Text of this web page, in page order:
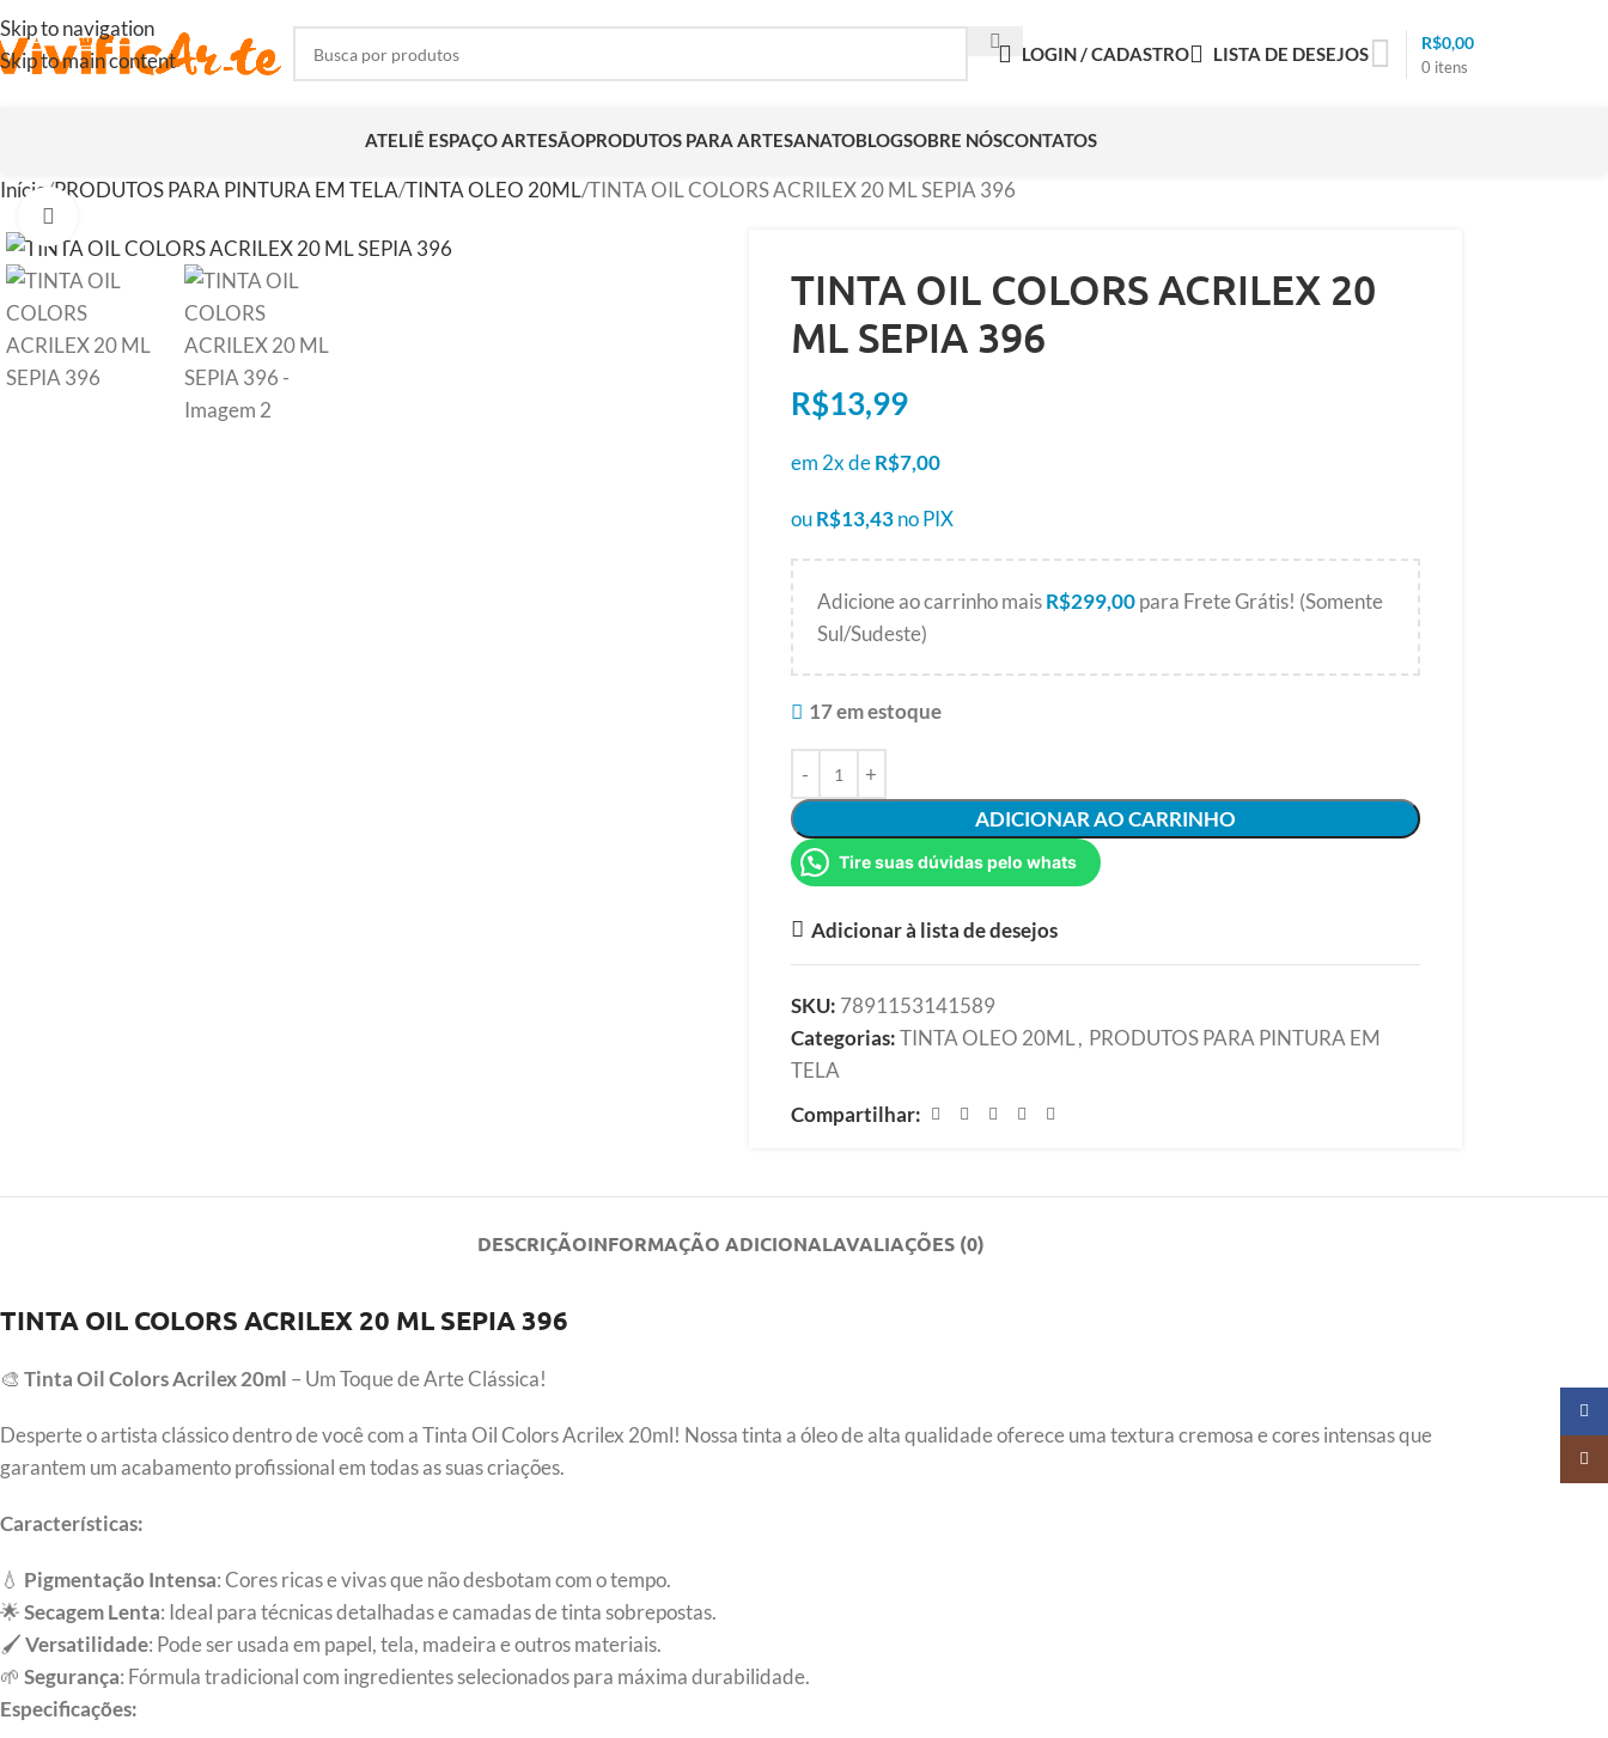
Skip to navigation
Skip to main content
LOGIN / CADASTRO LISTA DE DESEJOS
0 itens
R$0,00
ATELIÊ ESPAÇO ARTESÃOPRODUTOS PARA ARTESANATOBLOGSOBRE NÓSCONTATOS
Início PRODUTOS PARA PINTURA EM TELA TINTA OLEO 20ML TINTA OIL COLORS ACRILEX 20 ML SEPIA 396
TINTA OIL COLORS ACRILEX 20
ML SEPIA 396
R$13,99
em 2x deR$7,00
ouR$13,43no PIX
Adicione ao carrinho maisR$299,00para Frete Grátis! (Somente
Sul/Sudeste)
17 em estoque
ADICIONAR AO CARRINHO
Tire suas dúvidas pelo whats
Adicionar à lista de desejos
SKU: 7891153141589
Categorias:TINTA OLEO 20ML, PRODUTOS PARA PINTURA EM
TELA
Compartilhar:
DESCRIÇÃOINFORMAÇÃO ADICIONALAVALIAÇÕES (0)
TINTA OIL COLORS ACRILEX 20 ML SEPIA 396
🎨 Tinta Oil Colors Acrilex 20ml – Um Toque de Arte Clássica!
Desperte o artista clássico dentro de você com a Tinta Oil Colors Acrilex 20ml! Nossa tinta a óleo de alta qualidade oferece uma textura cremosa e cores intensas que
garantem um acabamento profissional em todas as suas criações.
Características:
💧 Pigmentação Intensa: Cores ricas e vivas que não desbotam com o tempo.
🌟Secagem Lenta: Ideal para técnicas detalhadas e camadas de tinta sobrepostas.
🖌️Versatilidade: Pode ser usada em papel, tela, madeira e outros materiais.
🌱 Segurança: Fórmula tradicional com ingredientes selecionados para máxima durabilidade.
Especificações: